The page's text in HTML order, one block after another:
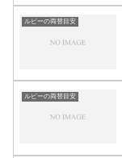
ルピーの両替目安
ルピーの両替目安